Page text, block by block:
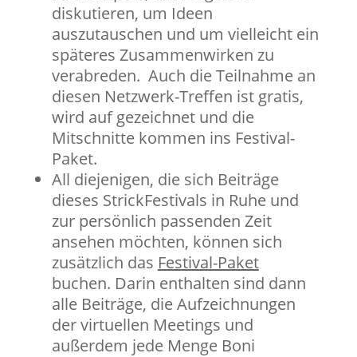
diskutieren, um Ideen
auszutauschen und um vielleicht ein
späteres Zusammenwirken zu
verabreden. Auch die Teilnahme an
diesen Netzwerk-Treffen ist gratis,
wird auf gezeichnet und die
Mitschnitte kommen ins Festival-
Paket.
All diejenigen, die sich Beiträge
dieses StrickFestivals in Ruhe und
zur persönlich passenden Zeit
ansehen möchten, können sich
zusätzlich das Festival-Paket
buchen. Darin enthalten sind dann
alle Beiträge, die Aufzeichnungen
der virtuellen Meetings und
außerdem jede Menge Boni